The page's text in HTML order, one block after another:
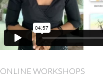
ONLINE WORKSHOPS